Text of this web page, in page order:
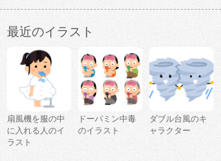
最近のイラスト
扇風機を服の中
に入れる人のイ
ラスト
ドーパミン中毒
のイラスト
ダブル台風のキ
ャラクター